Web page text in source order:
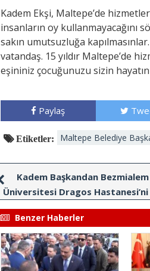
Kadem Ekşi, Maltepe’de
insanların oy kullanmayacağını
sakın umutsuzluğa
vatandaş. 15 yıldır Maltepe’de
eşininiz çocuğunuzu sizin
Paylaş
Etiketler: Maltepe Belediye
Kadem Başkandan Bezmialem
Üniversitesi Dragos
Benzer Haberler